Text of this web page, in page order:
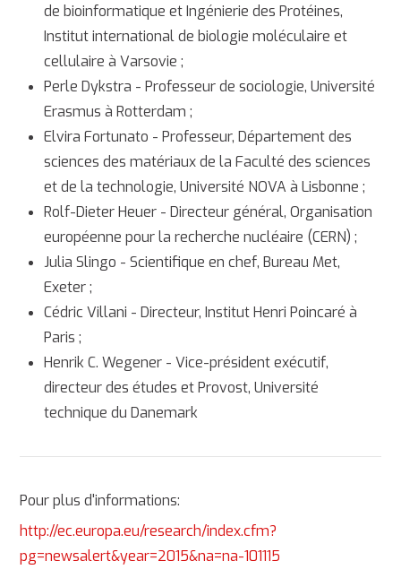
de bioinformatique et Ingénierie des Protéines,
Institut international de biologie moléculaire et
cellulaire à Varsovie ;
Perle Dykstra - Professeur de sociologie, Université
Erasmus à Rotterdam ;
Elvira Fortunato - Professeur, Département des
sciences des matériaux de la Faculté des sciences
et de la technologie, Université NOVA à Lisbonne ;
Rolf-Dieter Heuer - Directeur général, Organisation
européenne pour la recherche nucléaire (CERN) ;
Julia Slingo - Scientifique en chef, Bureau Met,
Exeter ;
Cédric Villani - Directeur, Institut Henri Poincaré à
Paris ;
Henrik C. Wegener - Vice-président exécutif,
directeur des études et Provost, Université
technique du Danemark
Pour plus d'informations:
http://ec.europa.eu/research/index.cfm?
pg=newsalert&year=2015&na=na-101115